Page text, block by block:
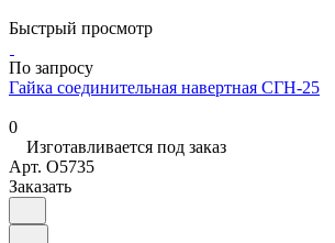
Быстрый просмотр
По запросу
Гайка соединительная навертная СГН-25
0
Изготавливается под заказ
Арт. O5735
Заказать